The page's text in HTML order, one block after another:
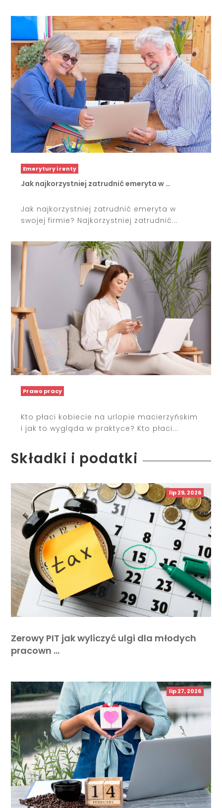
Emerytury i renty
Jak najkorzystniej zatrudnić emeryta w …
Jak najkorzystniej zatrudnić emeryta w
swojej firmie? Najkorzystniej zatrudnić...
Prawo pracy
Kto płaci kobiecie na urlopie macierzyńskim
i jak to wygląda w praktyce? Kto płaci...
Składki i podatki
lip 29, 2026
Zerowy PIT jak wyliczyć ulgi dla młodych
pracown …
lip 27, 2026